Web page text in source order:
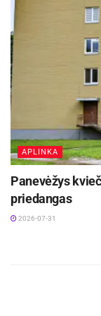
dalyvauti
kraštotyros
Renginys
APLINKA
Panevėžys
priedangas
2026-07-31